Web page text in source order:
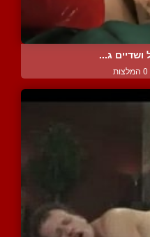
ושדיים ג...
0 המלצות